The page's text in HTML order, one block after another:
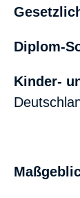
Diplom-
Kinder-